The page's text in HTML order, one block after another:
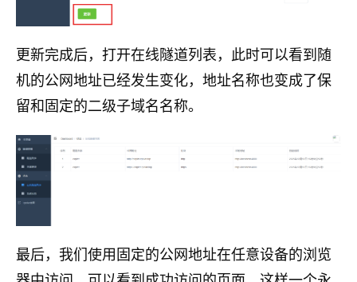
更新完成后，打开在线隧道列表，此时可以看到随
机的公网地址已经发生变化，地址名称也变成了保
留和固定的二级子域名名称。
最后，我们使用固定的公网地址在任意设备的浏览